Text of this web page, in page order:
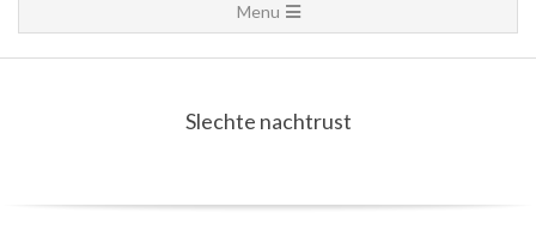
Navigation
Menu
Menu
Slechte nachtrust